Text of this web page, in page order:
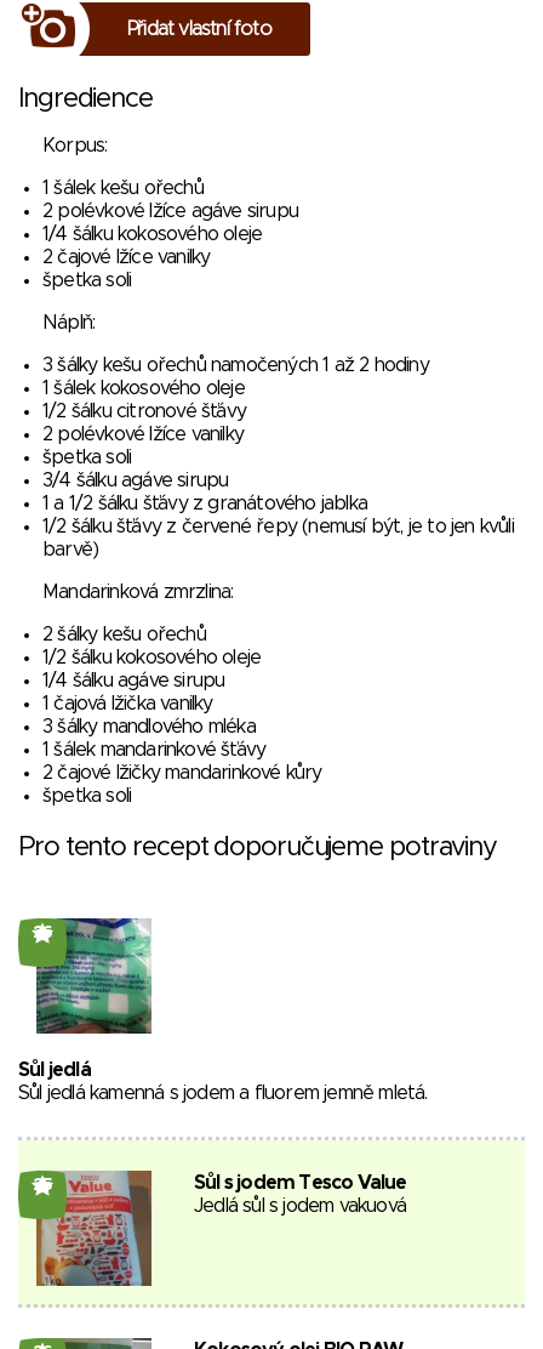
Přidat vlastní foto
Ingredience
Korpus:
1 šálek kešu ořechů
2 polévkové lžíce agáve sirupu
1/4 šálku kokosového oleje
2 čajové lžíce vanilky
špetka soli
Náplň:
3 šálky kešu ořechů namočených 1 až 2 hodiny
1 šálek kokosového oleje
1/2 šálku citronové šťávy
2 polévkové lžíce vanilky
špetka soli
3/4 šálku agáve sirupu
1 a 1/2 šálku šťávy z granátového jablka
1/2 šálku šťávy z červené řepy (nemusí být, je to jen kvůli
barvě)
Mandarinková zmrzlina:
2 šálky kešu ořechů
1/2 šálku kokosového oleje
1/4 šálku agáve sirupu
1 čajová lžička vanilky
3 šálky mandlového mléka
1 šálek mandarinkové šťávy
2 čajové lžičky mandarinkové kůry
špetka soli
Pro tento recept doporučujeme potraviny
26
Sůl jedlá
Sůl jedlá kamenná s jodem a fluorem jemně mletá.
25
Sůl s jodem Tesco Value
Jedlá sůl s jodem vakuová